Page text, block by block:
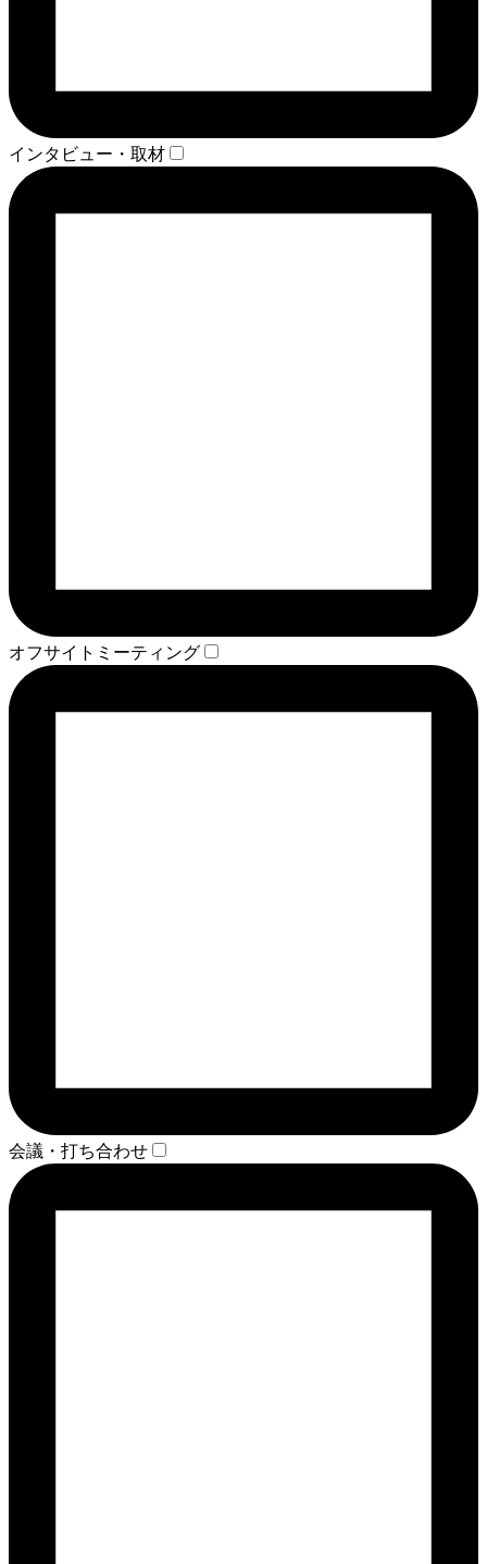
インタビュー・取材
オフサイトミーティング
会議・打ち合わせ